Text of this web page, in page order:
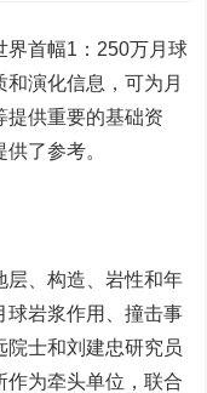
首幅1：250万月球
演化信息，可为月
提供重要的基础资
了参考。
、构造、岩性和年
球岩浆作用、撞击事
院士和刘建忠研究员
作为牵头单位，联合